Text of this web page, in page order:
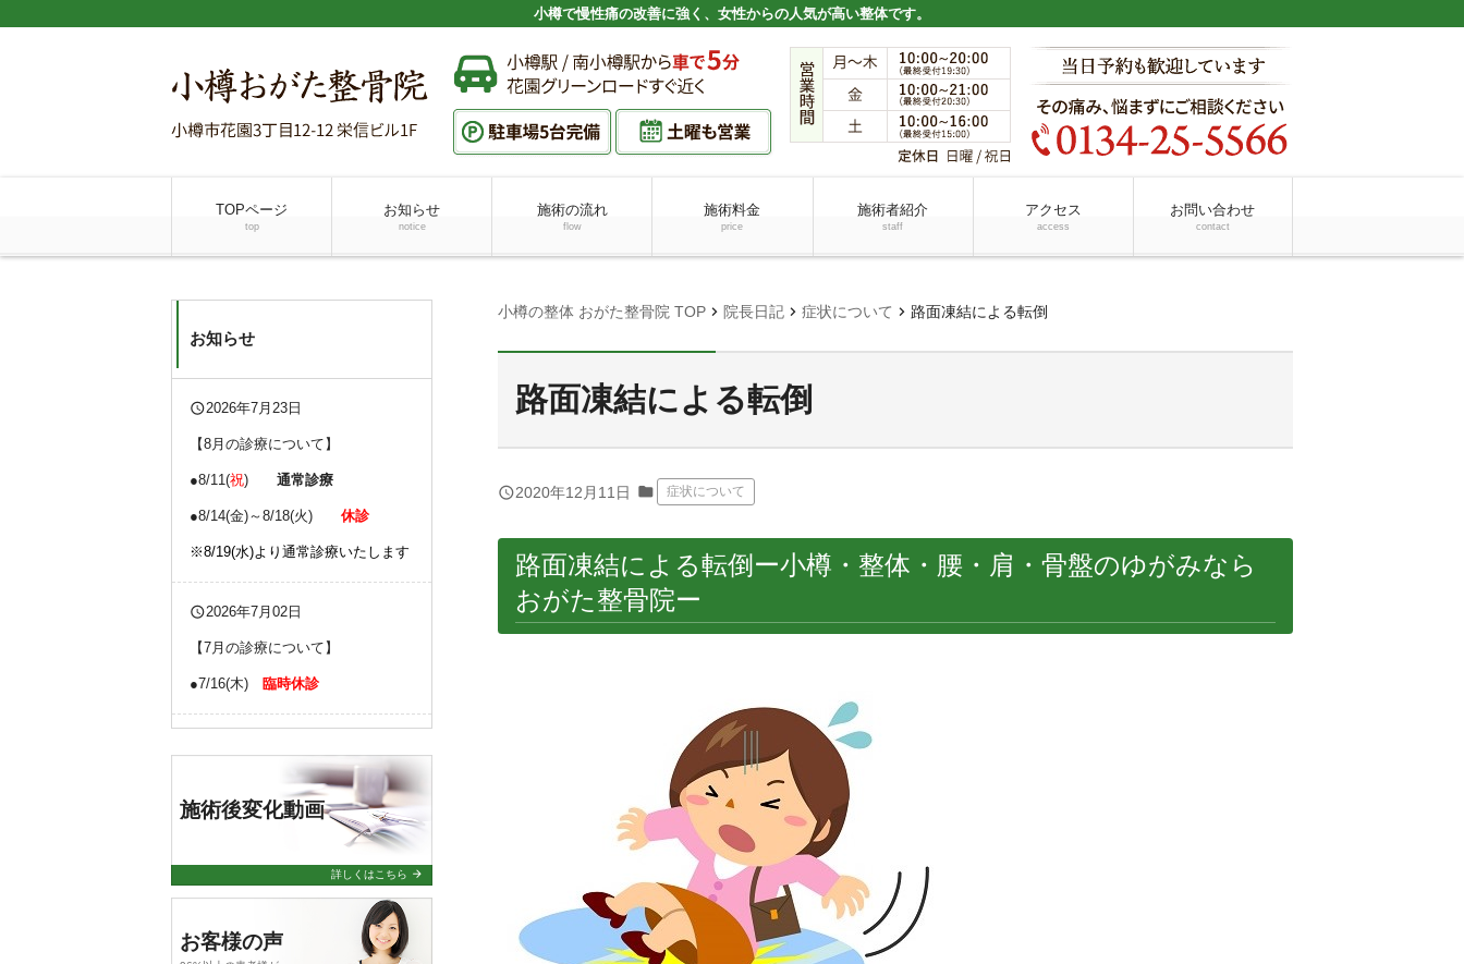
小樽で慢性痛の改善に強く、女性からの人気が高い整体です。
TOPページ
top
お知らせ
notice
施術の流れ
flow
施術料金
price
施術者紹介
staff
アクセス
access
お問い合わせ
contact
小樽の整体 おがた整骨院 TOP chevron_right 院長日記 chevron_right 症状について chevron_right 路面凍結による転倒
路面凍結による転倒
query_builder2020年12月11日 folder 症状について
路面凍結による転倒ー小樽・整体・腰・肩・骨盤のゆがみなら
おがた整骨院ー
お知らせ
query_builder2026年7月23日
【8月の診療について】
●8/11(祝) 通常診療
●8/14(金)～8/18(火) 休診
※8/19(水)より通常診療いたします
query_builder2026年7月02日
【7月の診療について】
●7/16(木) 臨時休診
【6月の診療について】
●6/13(土)13:00までの診療(研修
query_builder2026年4月03日
施術後変化動画
詳しくはこちら arrow_forward
お客様の声